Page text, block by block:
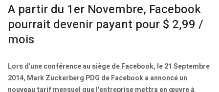
A partir du 1er Novembre, Facebook
pourrait devenir payant pour $ 2,99 /
mois
Lors d'une conférence au siège de Facebook, le 21 Septembre
2014, Mark Zuckerberg PDG de Facebook a annoncé un
nouveau tarif mensuel que l'entreprise mettra en œuvre à